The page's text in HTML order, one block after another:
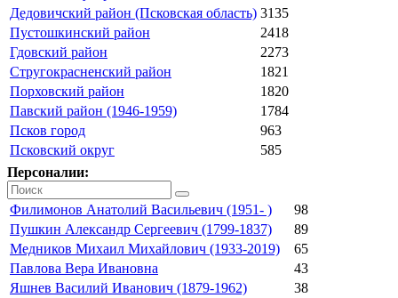
Дедовичский район (Псковская область) 3135
Пустошкинский район
2418
Гдовский район
2273
Стругокрасненский район
1821
Порховский район
1820
Павский район (1946-1959)
1784
Псков город
963
Псковский округ
585
Персоналии:
Филимонов Анатолий Васильевич (1951- )
98
Пушкин Александр Сергеевич (1799-1837)
89
Медников Михаил Михайлович (1933-2019)
65
Павлова Вера Ивановна
43
Яшнев Василий Иванович (1879-1962)
38